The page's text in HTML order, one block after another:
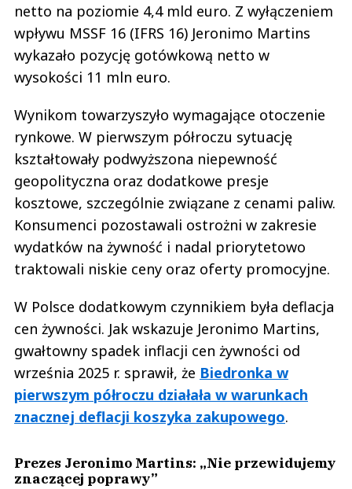
netto na poziomie 4,4 mld euro. Z wyłączeniem
wpływu MSSF 16 (IFRS 16) Jeronimo Martins
wykazało pozycję gotówkową netto w
wysokości 11 mln euro.
Wynikom towarzyszyło wymagające otoczenie
rynkowe. W pierwszym półroczu sytuację
kształtowały podwyższona niepewność
geopolityczna oraz dodatkowe presje
kosztowe, szczególnie związane z cenami paliw.
Konsumenci pozostawali ostrożni w zakresie
wydatków na żywność i nadal priorytetowo
traktowali niskie ceny oraz oferty promocyjne.
W Polsce dodatkowym czynnikiem była deflacja
cen żywności. Jak wskazuje Jeronimo Martins,
gwałtowny spadek inflacji cen żywności od
września 2025 r. sprawił, że Biedronka w
pierwszym półroczu działała w warunkach
znacznej deflacji koszyka zakupowego.
Prezes Jeronimo Martins: „Nie przewidujemy
znaczącej poprawy”